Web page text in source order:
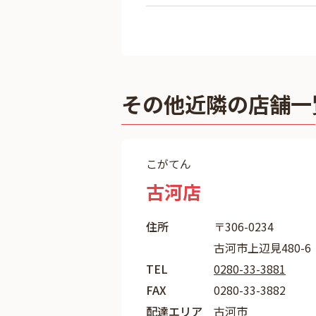
その他近隣の店舗
こがてん
古河店
住所
〒306-0234
古河市上辺見480-6
TEL
0280-33-3881
FAX
0280-33-3882
配達エリア
古河市